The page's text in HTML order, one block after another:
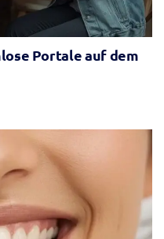
Portale auf dem